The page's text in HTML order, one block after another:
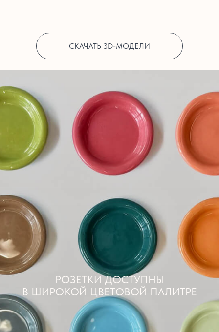
СКАЧАТЬ 3D-МОДЕЛИ
РОЗЕТКИ ДОСТУПНЫ
В ШИРОКОЙ ЦВЕТОВОЙ ПАЛИТРЕ